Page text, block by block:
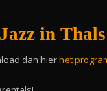
in
dan hierhet